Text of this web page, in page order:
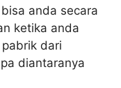
anda secara
ketika anda
dari
diantaranya